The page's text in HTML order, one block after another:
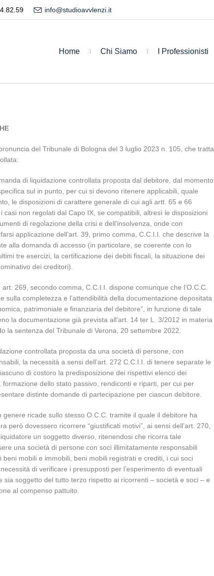
info@studioavvlenzi.it
Home Chi Siamo I Professionisti
del Tribunale di Bologna del 3 luglio 2023 n. 105, che tratta
di liquidazione controllata proposta dal debitore, dal momento
sul in punto, per cui si devono ritenere applicabili, quale
le disposizioni di carattere generale di cui agli artt. 65 e 66
non regolati dal Capo IX, se compatibili, altresì le disposizioni
di regolazione della crisi e dell’insolvenza, onde con
applicazione dell’art. 39, primo comma, C.C.I.I. che descrive la
alla domanda di accesso (in particolare, se coerente con lo
tre esercizi, la certificazione dei debiti fiscali, la situazione dei
dei creditori).
269, secondo comma, C.C.I.I. dispone comunque che l’O.C.C.
sulla completezza e l’attendibilità della documentazione depositata
patrimoniale e finanziaria del debitore”, in funzione di tale
la documentazione già prevista all’art. 14 ter L. 3/2012 in materia
la sentenza del Tribunale di Verona, 20 settembre 2022.
controllata proposta da una società di persone, con
la necessità a sensi dell’art. 272 C.C.I.I. di tenere separate le
di costoro la predisposizione dei rispettivi elenco dei
dello stato passivo, rendiconti e riparti, per cui per
distinte domande di partecipazione per ciascun debitore.
ricade sullo stesso O.C.C. tramite il quale il debitore ha
però dovessero ricorrere “giustificati motivi”, ai sensi dell’art. 270,
un soggetto diverso, ritenendosi che ricorra tale
una società di persone con soci illimitatamente responsabili
mobili e immobili, beni mobili registrati e crediti, i cui soci
di verificare i presupposti per l’esperimento di eventuali
soggetto del tutto terzo rispetto ai ricorrenti – società e soci – e
al compenso pattuito.